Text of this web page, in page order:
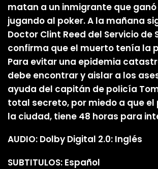
matan a un inmigrante que
jugando al poker. A la mañana
Doctor Clint Reed del Servicio de
confirma que el muerto tenía la
Para evitar una epidemia
debe encontrar y aislar a los
ayuda del capitán de policía
total secreto, por miedo a que el
la ciudad, tiene 48 horas para
AUDIO: Dolby Digital 2.0: Inglés
SUBTITULOS: Español